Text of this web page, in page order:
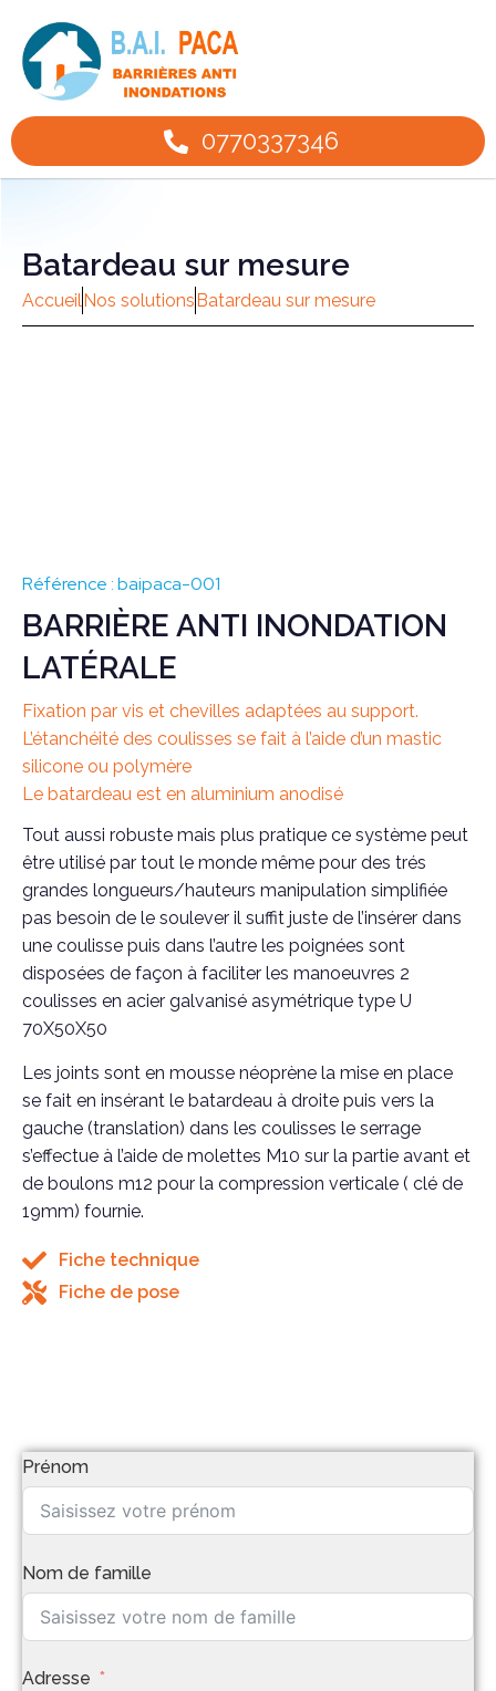
0770337346
Batardeau sur mesure
Accueil Nos solutions Batardeau sur mesure
Référence : baipaca-001
BARRIÈRE ANTI INONDATION
LATÉRALE
Fixation par vis et chevilles adaptées au support.
L’étanchéité des coulisses se fait à l’aide d’un mastic
silicone ou polymère
Le batardeau est en aluminium anodisé
Tout aussi robuste mais plus pratique ce système peut
être utilisé par tout le monde même pour des trés
grandes longueurs/hauteurs manipulation simplifiée
pas besoin de le soulever il suffit juste de l’insérer dans
une coulisse puis dans l’autre les poignées sont
disposées de façon à faciliter les manoeuvres 2
coulisses en acier galvanisé asymétrique type U
70X50X50
Les joints sont en mousse néoprène la mise en place
se fait en insérant le batardeau à droite puis vers la
gauche (translation) dans les coulisses le serrage
s’effectue à l’aide de molettes M10 sur la partie avant et
de boulons m12 pour la compression verticale ( clé de
19mm) fournie.
Fiche technique
Fiche de pose
Prénom
Nom de famille
Adresse